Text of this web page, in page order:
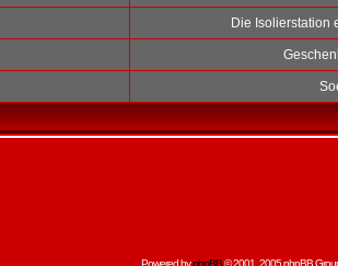
Die Isolierstation
Powered byphpBB© 2001, 2005 phpBB